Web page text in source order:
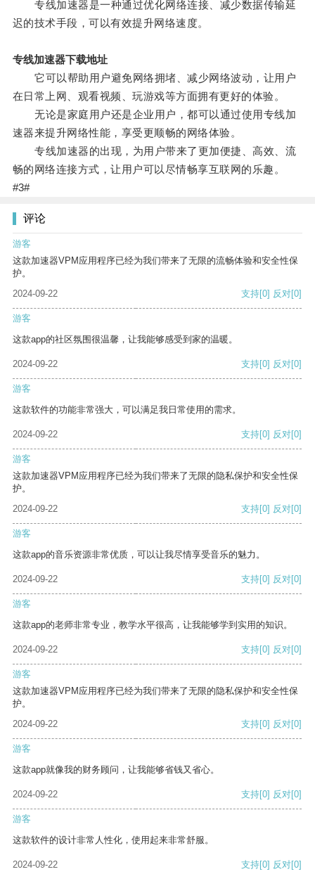
专线加速器是一种通过优化网络连接、减少数据传输延
迟的技术手段，可以有效提升网络速度。
专线加速器下载地址
它可以帮助用户避免网络拥堵、减少网络波动，让用户
在日常上网、观看视频、玩游戏等方面拥有更好的体验。
无论是家庭用户还是企业用户，都可以通过使用专线加
速器来提升网络性能，享受更顺畅的网络体验。
专线加速器的出现，为用户带来了更加便捷、高效、流
畅的网络连接方式，让用户可以尽情畅享互联网的乐趣。
#3#
评论
游客
这款加速器VPM应用程序已经为我们带来了无限的流畅体验和安全性保
护。
2024-09-22
支持[0] 反对[0]
游客
这款app的社区氛围很温馨，让我能够感受到家的温暖。
2024-09-22 支持[0] 反对[0]
游客
这款软件的功能非常强大，可以满足我日常使用的需求。
2024-09-22 支持[0] 反对[0]
游客
这款加速器VPM应用程序已经为我们带来了无限的隐私保护和安全性保
护。
2024-09-22
支持[0] 反对[0]
游客
这款app的音乐资源非常优质，可以让我尽情享受音乐的魅力。
2024-09-22 支持[0] 反对[0]
游客
这款app的老师非常专业，教学水平很高，让我能够学到实用的知识。
2024-09-22 支持[0] 反对[0]
游客
这款加速器VPM应用程序已经为我们带来了无限的隐私保护和安全性保
护。
2024-09-22
支持[0] 反对[0]
游客
这款app就像我的财务顾问，让我能够省钱又省心。
2024-09-22 支持[0] 反对[0]
游客
这款软件的设计非常人性化，使用起来非常舒服。
2024-09-22 支持[0] 反对[0]